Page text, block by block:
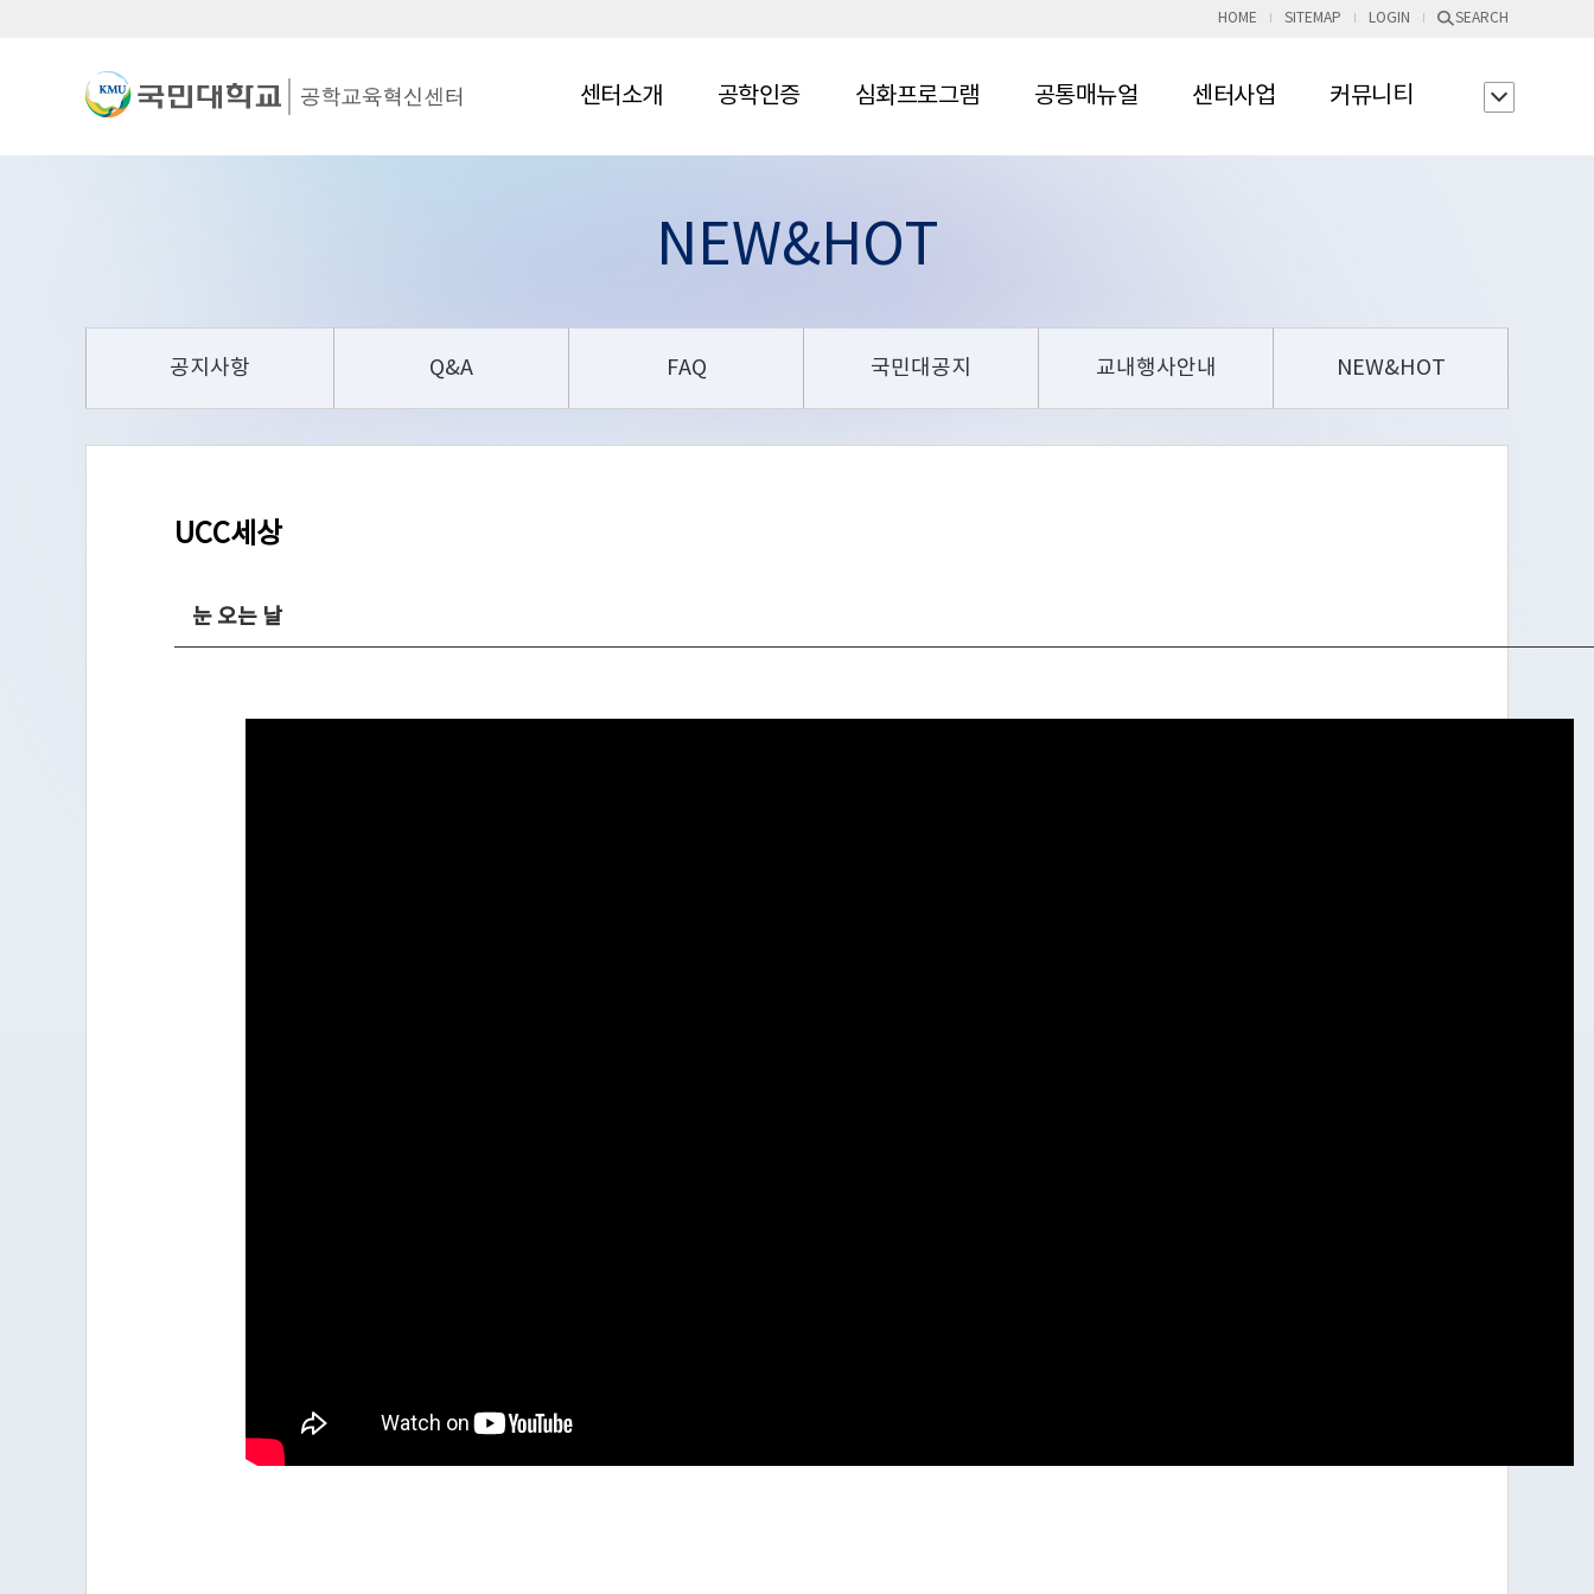
HOME SITEMAP LOGIN SEARCH
센터소개 공학인증 심화프로그램 공통매뉴얼 센터사업 커뮤니티
NEW&HOT
공지사항 Q&A FAQ 국민대공지 교내행사안내 NEW&HOT
UCC세상
눈 오는 날